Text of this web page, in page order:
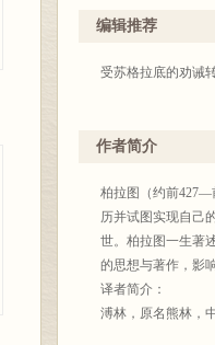
编辑推荐
受苏格拉底的劝诫
作者简介
柏拉图（约前427—
历并试图实现自己
世。柏拉图一生著
的思想与著作，影
译者简介：
溥林，原名熊林，